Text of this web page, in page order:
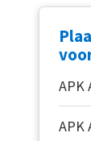
APK
APK